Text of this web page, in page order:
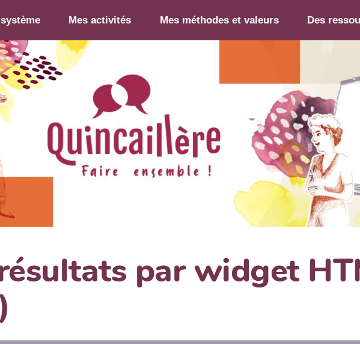
Mes activités Mes méthodes et valeurs Des
par widget